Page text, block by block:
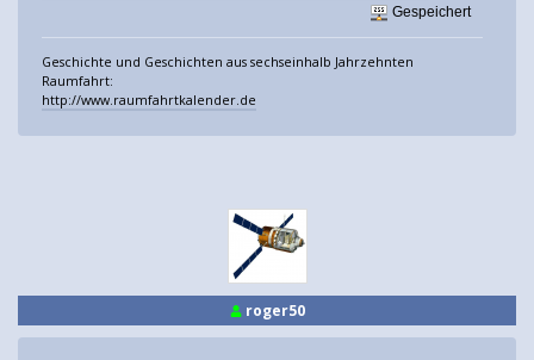
Gespeichert
Geschichte und Geschichten aus sechseinhalb Jahrzehnten
Raumfahrt:
http://www.raumfahrtkalender.de
roger50